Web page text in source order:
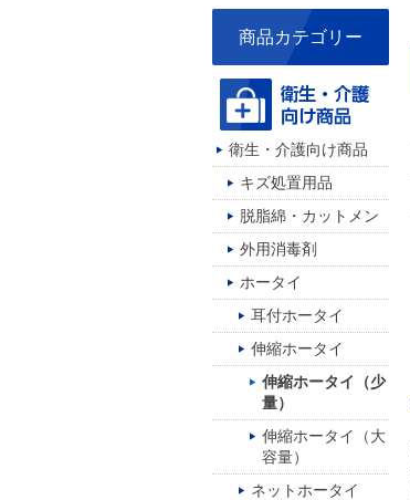
商品カテゴリー
衛生・介護向け商品
キズ処置用品
脱脂綿・カットメン
外用消毒剤
ホータイ
耳付ホータイ
伸縮ホータイ
伸縮ホータイ（少
量）
伸縮ホータイ（大
容量）
ネットホータイ